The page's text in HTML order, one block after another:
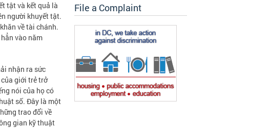
tật và kết quả là
người khuyết tật.
về tài chánh.
vào năm
nhận ra sức
giới trẻ trở
nói của họ có
số. Đây là một
trao đổi về
gian kỹ thuật
File a Complaint